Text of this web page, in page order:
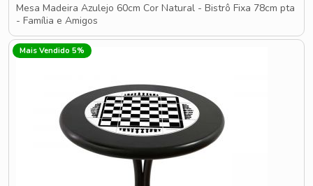
Mesa Madeira Azulejo 60cm Cor Natural - Bistrô Fixa 78cm pta
- Família e Amigos
Mais Vendido 5%